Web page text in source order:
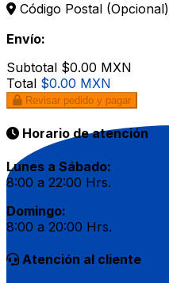
Código Postal (Opcional)
Envío:
Subtotal $0.00 MXN
Total $0.00 MXN
Revisar pedido y pagar
Horario de atención
Lunes a Sábado:
8:00 a 22:00 Hrs.
Domingo:
8:00 a 20:00 Hrs.
Atención al cliente